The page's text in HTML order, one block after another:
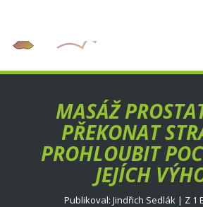
MASÁŽ
PŘEKONAT
PROHLOUBIT
JEJÍCH
Publikoval: Jindřich Sedlák | Z 1